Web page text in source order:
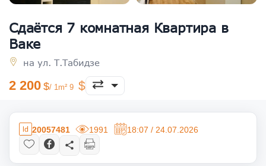
Сдаётся 7 комнатная Квартира в
Ваке
на ул. Т.Табидзе
2 200 / 1m² 9
20057481 1991 18:07 / 24.07.2026